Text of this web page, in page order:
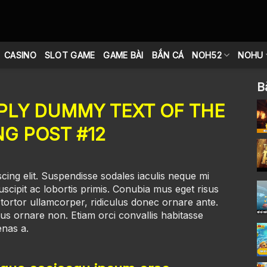
CASINO SLOT GAME GAME BÀI BẮN CÁ NOH52 NOHU
DUMMY TEXT OF THE
POST #12
elit. Suspendisse sodales iaculis neque mi
ac lobortis primis. Conubia mus eget risus
ullamcorper, ridiculus donec ornare ante.
ornare non. Etiam orci convallis habitasse
a.